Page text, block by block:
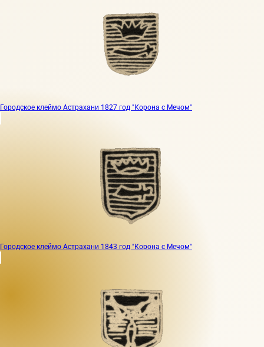
Городское клеймо Астрахани 1827 год "Корона с Мечом"
Городское клеймо Астрахани 1843 год "Корона с Мечом"